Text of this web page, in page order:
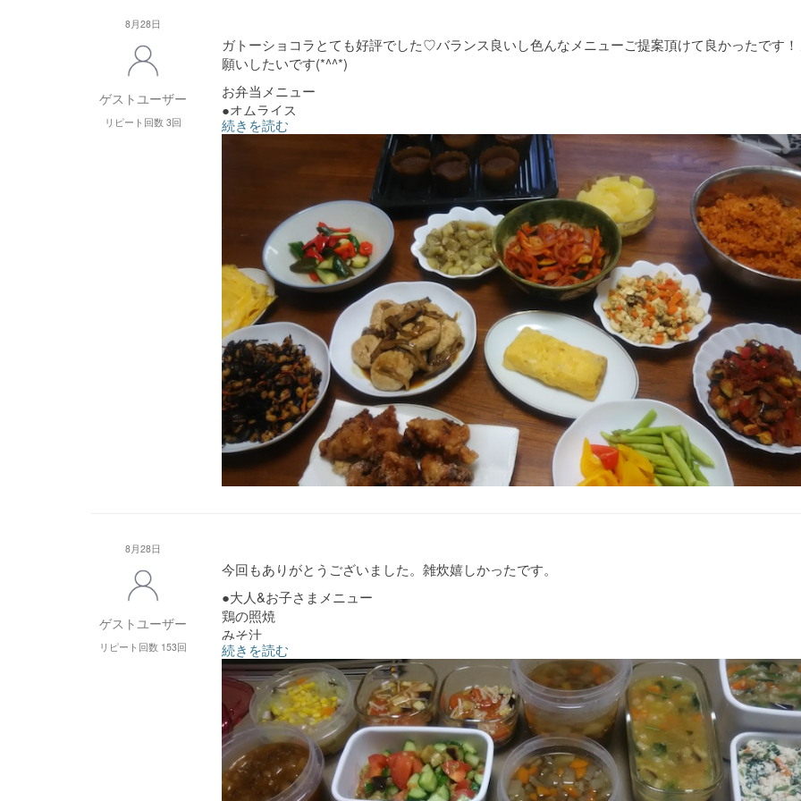
野菜スープ
フルーツコンポート
ツナカレー
かぼちゃのごま和え
野菜の煮浸し
8月28日
ゲストユーザー
リピート回数 3回
ガトーショコラとても好評でした♡バランス良いし色んなメニューご提案頂けて良かったです
願いしたいです(*^^*)
お弁当メニュー
●オムライス
●卵焼き
●ラタトイユ
●温野菜
●パインのコンポート
●炒り豆腐
●トマトソース
●ガトーショコラ
続きを読む
8月28日
ゲストユーザー
リピート回数 153回
今回もありがとうございました。雑炊嬉しかったです。
●大人&お子さまメニュー
鶏の照焼
みそ汁
白和え
鯖の味噌煮五目汁
トマトの和風マリネ
●お子さまメニュー(幼児食)
えびとほたてのあんかけうどん
ポテトサラダ
野菜の煮浸し
麻婆野菜
続きを読む